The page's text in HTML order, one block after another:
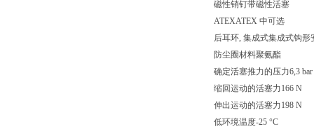
磁性销钉带磁性活塞
ATEXATEX 中可选
后耳环, 集成式集成式钩形
防尘圈材料聚氨酯
确定活塞推力的压力6,3 bar
缩回运动的活塞力166 N
伸出运动的活塞力198 N
低环境温度-25 °C